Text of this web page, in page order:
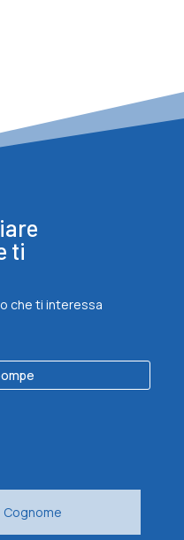
ti
che ti interessa